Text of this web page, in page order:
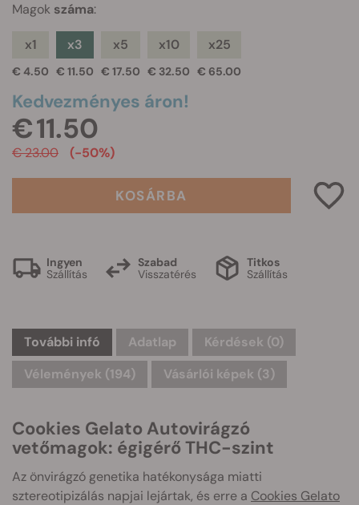
Magok száma:
x1
€ 4.50
x3
€ 11.50
x5
€ 17.50
x10
€ 32.50
x25
€ 65.00
Kedvezményes áron!
€ 11.50
€ 23.00 (-50%)
KOSÁRBA
Ingyen
Szállítás
Szabad
Visszatérés
Titkos
Szállítás
További infó Adatlap Kérdések (0)
Vélemények (194)
Vásárlói képek (3)
Cookies Gelato Autovirágzó
vetőmagok: égigérő THC-szint
Az önvirágzó genetika hatékonysága miatti
sztereotipizálás napjai lejártak, és erre a Cookies Gelato